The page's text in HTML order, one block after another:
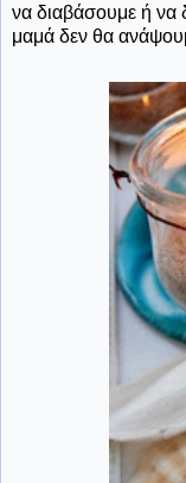
να διαβάσουμε ή να
μαμά δεν θα